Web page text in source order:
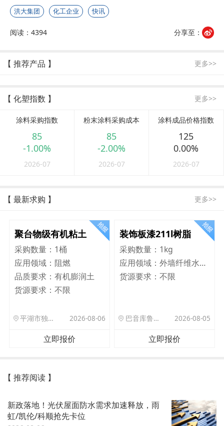
洪大集团 化工企业 快讯
阅读：4394 分享至：
【 推荐产品 】 更多>>
【 化塑指数 】 更多>>
涂料采购指数
85
-1.00%
2026-07
粉末涂料采购成本
85
-2.00%
2026-07
涂料成品价格指数
125
0.00%
2026-07
【 最新求购 】 更多>>
聚台物级有机粘土
采购数量： 1桶
应用领域： 阻燃
品质要求： 有机膨润土
货源要求： 不限
平湖市独山港镇集港路 589 号 2026-08-06
立即报价
装饰板漆211l树脂
采购数量： 1kg
应用领域：
外墙纤维水泥板
货源要求：不限
巴音库鲁提镇,托帕口岸六号库房 2026-08-05
立即报价
【 推荐阅读 】
新政落地！光伏屋面防水需求加速释放，雨
虹/凯伦/科顺抢先卡位